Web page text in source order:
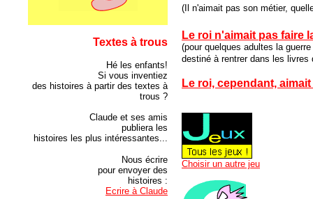
Textes à trous
Hé les enfants!
Si vous inventiez
des histoires à partir des textes à
trous ?
Claude et ses amis
publiera les
histoires les plus intéressantes...
Nous écrire
pour envoyer des
histoires :
Ecrire à Claude
(Il n'aimait pas son métier,
Le roi n'aimait pas faire
(pour quelques adultes la
destiné à rentrer dans les livres
Le roi, cependant,
Choisir un autre jeu